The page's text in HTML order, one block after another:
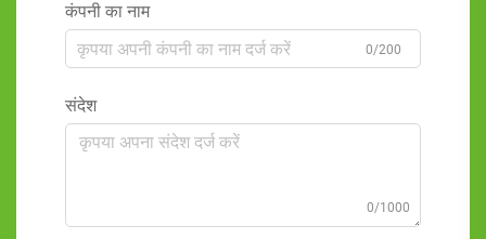
कंपनी का नाम
0/200
संदेश
0/1000